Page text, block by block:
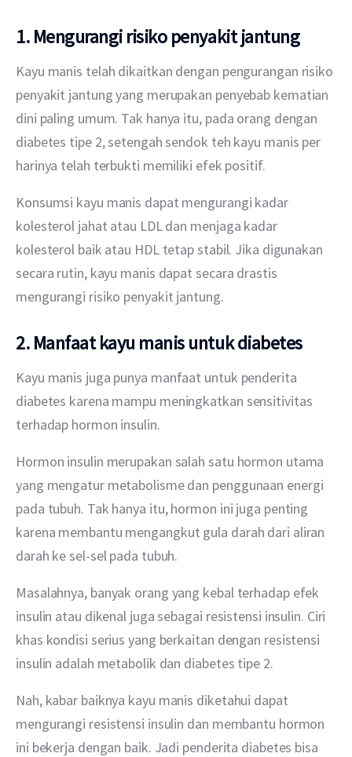
1. Mengurangi risiko penyakit jantung
Kayu manis telah dikaitkan dengan pengurangan risiko
penyakit jantung yang merupakan penyebab kematian
dini paling umum. Tak hanya itu, pada orang dengan
diabetes tipe 2, setengah sendok teh kayu manis per
harinya telah terbukti memiliki efek positif.
Konsumsi kayu manis dapat mengurangi kadar
kolesterol jahat atau LDL dan menjaga kadar
kolesterol baik atau HDL tetap stabil. Jika digunakan
secara rutin, kayu manis dapat secara drastis
mengurangi risiko penyakit jantung.
2. Manfaat kayu manis untuk diabetes
Kayu manis juga punya manfaat untuk penderita
diabetes karena mampu meningkatkan sensitivitas
terhadap hormon insulin.
Hormon insulin merupakan salah satu hormon utama
yang mengatur metabolisme dan penggunaan energi
pada tubuh. Tak hanya itu, hormon ini juga penting
karena membantu mengangkut gula darah dari aliran
darah ke sel-sel pada tubuh.
Masalahnya, banyak orang yang kebal terhadap efek
insulin atau dikenal juga sebagai resistensi insulin. Ciri
khas kondisi serius yang berkaitan dengan resistensi
insulin adalah metabolik dan diabetes tipe 2.
Nah, kabar baiknya kayu manis diketahui dapat
mengurangi resistensi insulin dan membantu hormon
ini bekerja dengan baik. Jadi penderita diabetes bisa